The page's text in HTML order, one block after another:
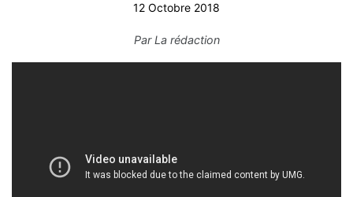
12 Octobre 2018
ParLa rédaction